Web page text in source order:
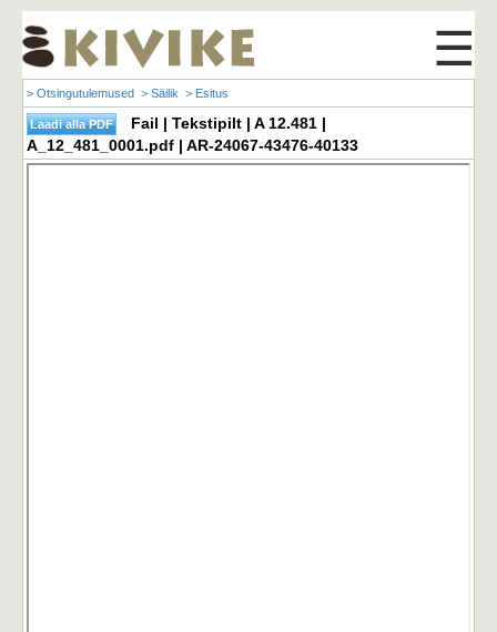
☰
> Otsingutulemused > Säilik > Esitus
Fail | Tekstipilt | A 12.481 |
A_12_481_0001.pdf | AR-24067-43476-40133